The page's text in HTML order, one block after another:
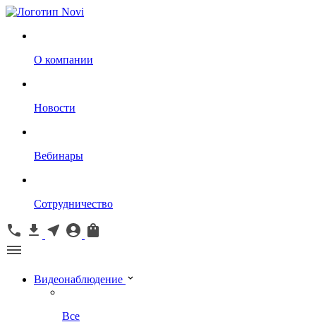
О компании
Новости
Вебинары
Сотрудничество
Видеонаблюдение
Все